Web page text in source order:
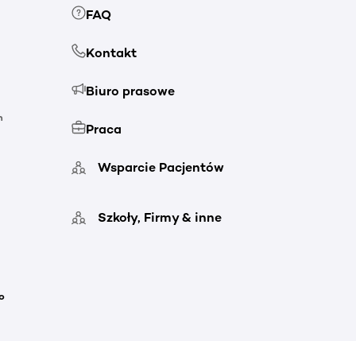
FAQ
Kontakt
Biuro prasowe
Praca
Wsparcie Pacjentów
Szkoły, Firmy & inne